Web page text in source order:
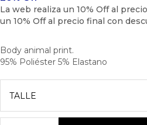
Body animal print.
95% Poliéster 5% Elastano
TALLE